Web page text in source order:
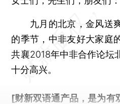
九月的北京，金风送
的季节，中非友好大家庭
共襄2018年中非合作论坛
十分高兴。
[财新双语通产品，是为有